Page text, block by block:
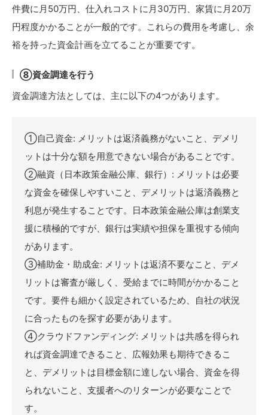
件費に月50万円、仕入れコストに月30万円、家賃に月20万
円程度かかることが一般的です。これらの費用を考慮し、余
裕を持った資金計画を立てることが重要です。
⑧資金調達を行う
資金調達方法としては、主に以下の4つがあります。
①自己資金: メリットは返済義務がないこと、デメリ
ットは十分な額を用意できない場合があることです。
②融資（日本政策金融公庫、銀行）: メリットは必要
な資金を確保しやすいこと、デメリットは返済義務と
利息が発生することです。日本政策金融公庫は創業支
援に積極的ですが、銀行は実績や担保を重視する傾向
があります。
③補助金・助成金: メリットは返済不要なこと、デメ
リットは審査が厳しく、受給までに時間がかかること
です。要件も細かく設定されているため、自社の状況
に合ったものを探す必要があります。
④クラウドファンディング: メリットは共感を得られ
れば資金調達できること、広報効果も期待できるこ
と、デメリットは目標金額に達しない場合、資金を得
られないこと、支援者へのリターンが必要なことで
す。